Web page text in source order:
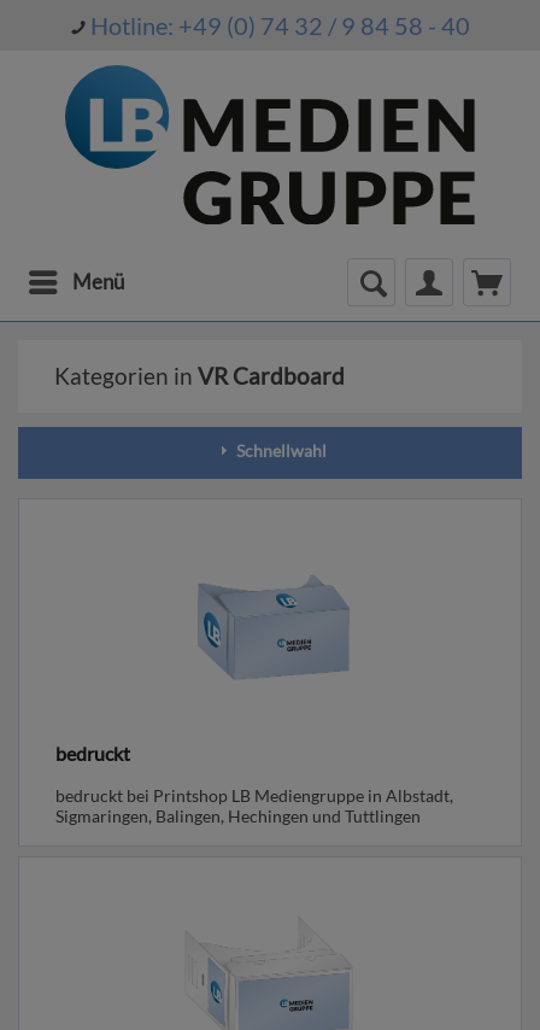
Hotline: +49 (0) 74 32 / 9 84 58 - 40
Menü
Kategorien in VR Cardboard
Schnellwahl
bedruckt
bedruckt bei Printshop LB Mediengruppe in Albstadt,
Sigmaringen, Balingen, Hechingen und Tuttlingen